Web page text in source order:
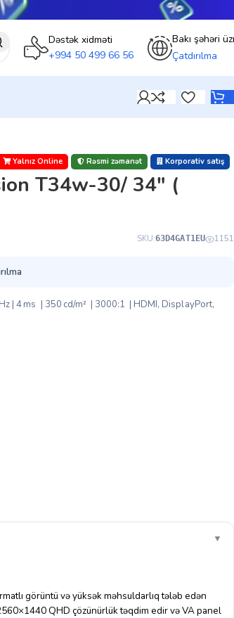
Dəstək xidməti
+994 50 499 66 56
Bakı şəhəri
Çatdırılma
Yalnız Online Rəsmi zəmanət Korporativ satış
T34w-30/ 34″ (
SKU:63D4GAT1EU 1151
| 4 ms | 350 cd/m² | 3000:1 | HDMI, DisplayPort,
▼
görüntü və yüksək məhsuldarlıq tələb edən
QHD çözünürlük təqdim edir və VA panel